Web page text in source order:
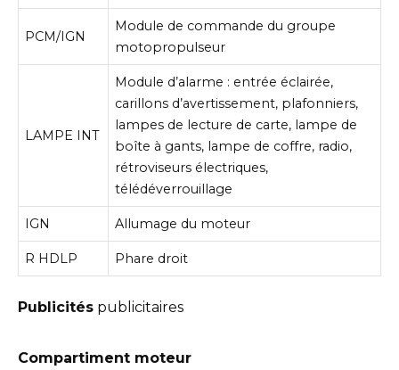
PCM/IGN
Module de commande du groupe
motopropulseur
LAMPE INT
Module d’alarme : entrée éclairée,
carillons d’avertissement, plafonniers,
lampes de lecture de carte, lampe de
boîte à gants, lampe de coffre, radio,
rétroviseurs électriques,
télédéverrouillage
IGN Allumage du moteur
R HDLP Phare droit
Publicités publicitaires
Compartiment moteur